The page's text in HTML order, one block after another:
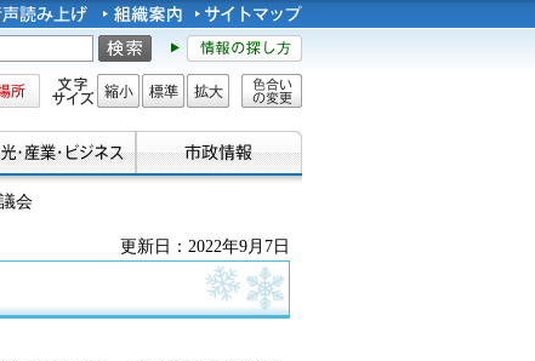
文字サイズ
縮小 標準 拡大
色合い
会
更新日：2022年9月7日